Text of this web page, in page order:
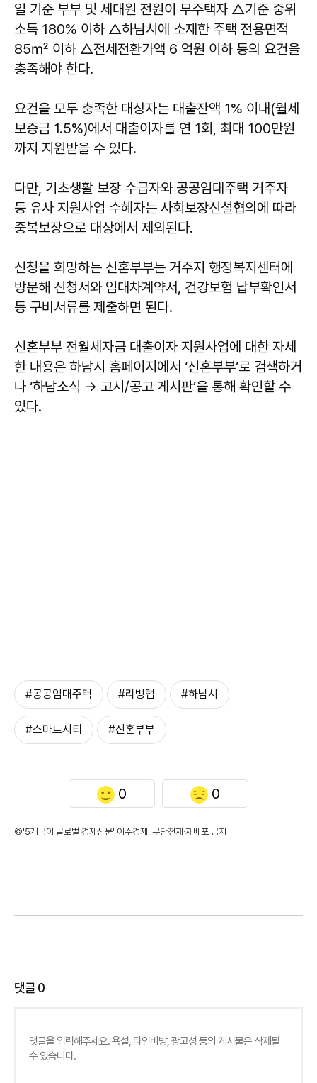
일 기준 부부 및 세대원 전원이 무주택자 △기준 중위
소득 180% 이하 △하남시에 소재한 주택 전용면적
85㎡ 이하 △전세전환가액 6 억원 이하 등의 요건을
충족해야 한다.
요건을 모두 충족한 대상자는 대출잔액 1% 이내(월세
보증금 1.5%)에서 대출이자를 연 1회, 최대 100만원
까지 지원받을 수 있다.
다만, 기초생활 보장 수급자와 공공임대주택 거주자
등 유사 지원사업 수혜자는 사회보장신설협의에 따라
중복보장으로 대상에서 제외된다.
신청을 희망하는 신혼부부는 거주지 행정복지센터에
방문해 신청서와 임대차계약서, 건강보험 납부확인서
등 구비서류를 제출하면 된다.
신혼부부 전월세자금 대출이자 지원사업에 대한 자세
한 내용은 하남시 홈페이지에서 ‘신혼부부’로 검색하거
나 ‘하남소식 → 고시/공고 게시판’을 통해 확인할 수
있다.
#공공임대주택 #리빙랩 #하남시
#스마트시티 #신혼부부
0 0
©'5개국어 글로벌 경제신문' 아주경제. 무단전재·재배포 금지
댓글0